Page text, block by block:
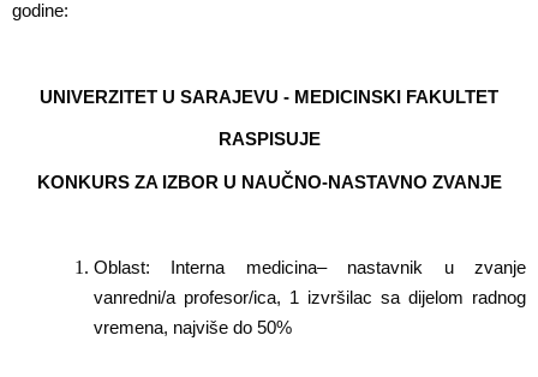
godine:
UNIVERZITET U SARAJEVU - MEDICINSKI FAKULTET
RASPISUJE
KONKURS ZA IZBOR U NAUČNO-NASTAVNO ZVANJE
Oblast: Interna medicina– nastavnik u zvanje
vanredni/a profesor/ica, 1 izvršilac sa dijelom radnog
vremena, najviše do 50%